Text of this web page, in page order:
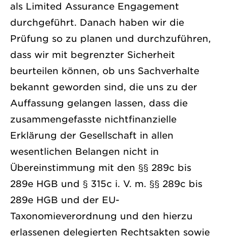
als Limited Assurance Engagement
durchgeführt. Danach haben wir die
Prüfung so zu planen und durchzuführen,
dass wir mit begrenzter Sicherheit
beurteilen können, ob uns Sachverhalte
bekannt geworden sind, die uns zu der
Auffassung gelangen lassen, dass die
zusammengefasste nichtfinanzielle
Erklärung der Gesellschaft in allen
wesentlichen Belangen nicht in
Übereinstimmung mit den §§ 289c bis
289e HGB und § 315c i. V. m. §§ 289c bis
289e HGB und der EU-
Taxonomieverordnung und den hierzu
erlassenen delegierten Rechtsakten sowie